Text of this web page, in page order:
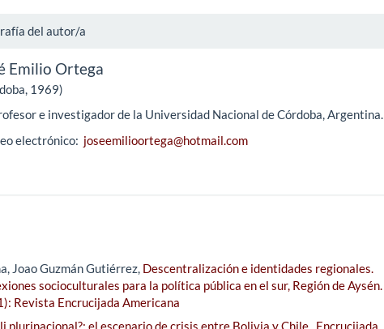
del autor/a
Emilio Ortega
1969)
e investigador de la Universidad Nacional de Córdoba, Argentina.
electrónico: joseemilioortega@hotmail.com
Joao Guzmán Gutiérrez, Descentralización e identidades regionales.
socioculturales para la política pública en el sur, Región de Aysén.
Revista Encrucijada Americana
plurinacional?: el escenario de crisis entre Bolivia y Chile, Encrucijada